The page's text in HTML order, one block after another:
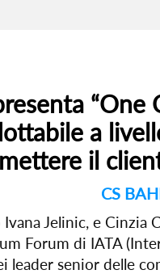
“One
a
il
CS
Jelinic, e
Forum di IATA
leader senior delle